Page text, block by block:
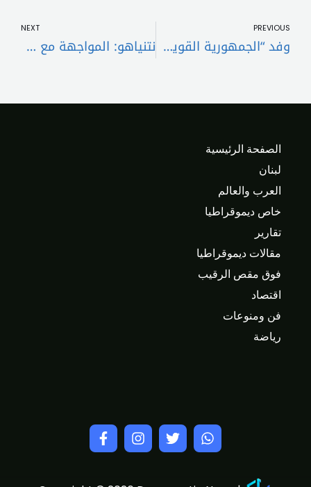
PREVIOUS
وفد “الجمهورية القوية” يؤكد لنواف سلام دعمه لمسار الحكومة وسيادة الدولة
NEXT
نتنياهو: المواجهة مع حزب الله مستمرة وإسرائيل سترد بقوة على أي تهديد إيراني
الصفحة الرئيسية
لبنان
العرب والعالم
خاص ديموقراطيا
تقارير
مقالات ديموقراطيا
فوق مقص الرقيب
اقتصاد
فن ومنوعات
رياضة